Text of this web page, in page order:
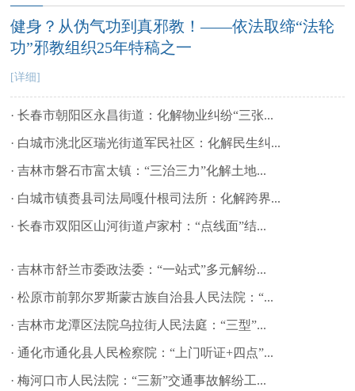
健身？从伪气功到真邪教！——依法取缔“法轮
功”邪教组织25年特稿之一
[详细]
· 长春市朝阳区永昌街道：化解物业纠纷“三张...
· 白城市洮北区瑞光街道军民社区：化解民生纠...
· 吉林市磐石市富太镇：“三治三力”化解土地...
· 白城市镇赉县司法局嘎什根司法所：化解跨界...
· 长春市双阳区山河街道卢家村：“点线面”结...
· 吉林市舒兰市委政法委：“一站式”多元解纷...
· 松原市前郭尔罗斯蒙古族自治县人民法院：“...
· 吉林市龙潭区法院乌拉街人民法庭：“三型”...
· 通化市通化县人民检察院：“上门听证+四点”...
· 梅河口市人民法院：“三新”交通事故解纷工...